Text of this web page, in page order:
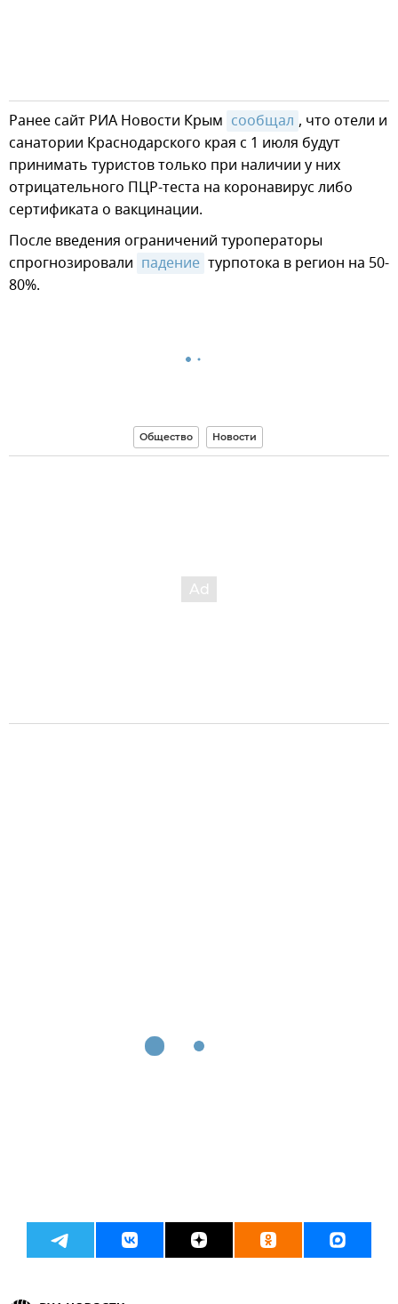
Ранее сайт РИА Новости Крым сообщал , что отели и
санатории Краснодарского края с 1 июля будут
принимать туристов только при наличии у них
отрицательного ПЦР-теста на коронавирус либо
сертификата о вакцинации.
После введения ограничений туроператоры
спрогнозировали падение турпотока в регион на 50-
80%.
Общество Новости